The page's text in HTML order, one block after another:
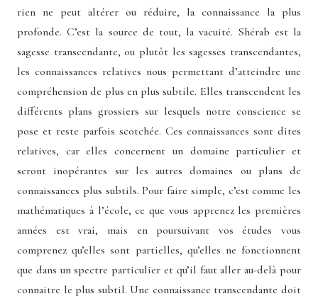
rien ne peut altérer ou réduire, la connaissance la plus
profonde. C’est la source de tout, la vacuité. Shérab est la
sagesse transcendante, ou plutôt les sagesses transcendantes,
les connaissances relatives nous permettant d’atteindre une
compréhension de plus en plus subtile. Elles transcendent les
différents plans grossiers sur lesquels notre conscience se
pose et reste parfois scotchée. Ces connaissances sont dites
relatives, car elles concernent un domaine particulier et
seront inopérantes sur les autres domaines ou plans de
connaissances plus subtils. Pour faire simple, c’est comme les
mathématiques à l’école, ce que vous apprenez les premières
années est vrai, mais en poursuivant vos études vous
comprenez qu’elles sont partielles, qu’elles ne fonctionnent
que dans un spectre particulier et qu’il faut aller au-delà pour
connaitre le plus subtil. Une connaissance transcendante doit